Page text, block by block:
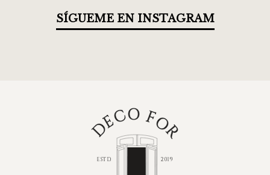
SÍGUEME EN INSTAGRAM